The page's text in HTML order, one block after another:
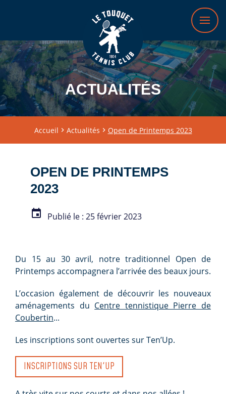
ACTUALITÉS
Accueil Actualités Open de Printemps 2023
OPEN DE PRINTEMPS
2023
event Publié le : 25 février 2023
Du 15 au 30 avril, notre traditionnel Open de
Printemps accompagnera l’arrivée des beaux jours.
L’occasion également de découvrir les nouveaux
aménagements du Centre tennistique Pierre de
Coubertin...
Les inscriptions sont ouvertes sur Ten’Up.
INSCRIPTIONS SUR TEN'UP